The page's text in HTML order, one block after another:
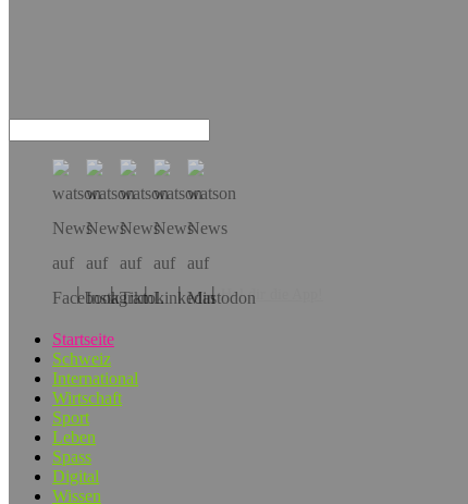
Hol dir die App!
Startseite
Schweiz
International
Wirtschaft
Sport
Leben
Spass
Digital
Wissen